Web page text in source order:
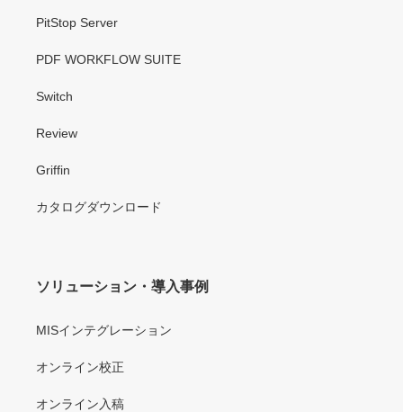
PitStop Server
PDF WORKFLOW SUITE
Switch
Review
Griffin
カタログダウンロード
ソリューション・導入事例
MISインテグレーション
オンライン校正
オンライン入稿